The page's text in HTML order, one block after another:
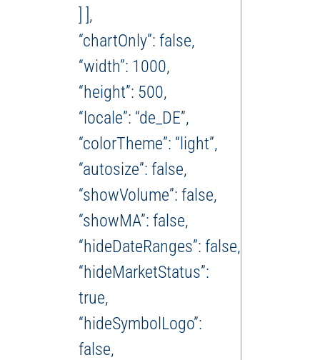
] ],
“chartOnly”: false,
“width”: 1000,
“height”: 500,
“locale”: “de_DE”,
“colorTheme”: “light”,
“autosize”: false,
“showVolume”: false,
“showMA”: false,
“hideDateRanges”: false,
“hideMarketStatus”:
true,
“hideSymbolLogo”:
false,